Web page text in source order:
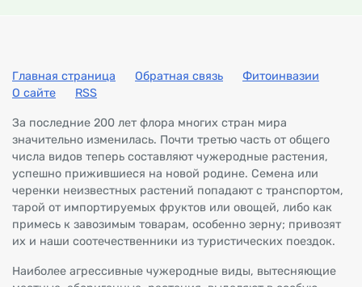
Главная страница Обратная связь
Фитоинвазии
О сайте
RSS
За последние 200 лет флора многих стран мира
значительно изменилась. Почти третью часть от общего
числа видов теперь составляют чужеродные растения,
успешно прижившиеся на новой родине. Семена или
черенки неизвестных растений попадают с транспортом,
тарой от импортируемых фруктов или овощей, либо как
примесь к завозимым товарам, особенно зерну; привозят
их и наши соотечественники из туристических поездок.
Наиболее агрессивные чужеродные виды, вытесняющие